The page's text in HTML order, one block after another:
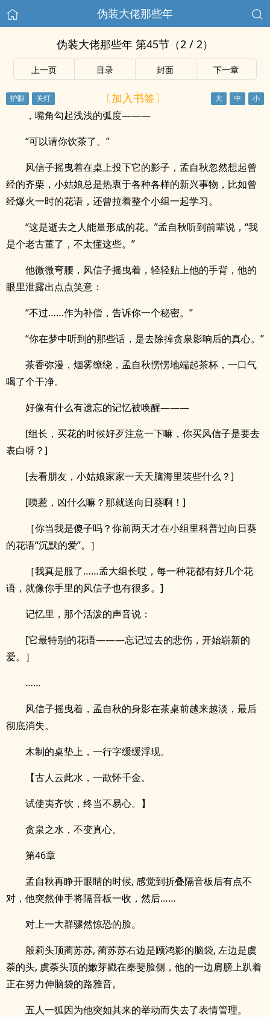
伪装大佬那些年
伪装大佬那些年 第45节（2 / 2）
上一页 目录 封面 下一章
〔加入书签〕
，嘴角勾起浅浅的弧度———
“可以请你饮茶了。”
风信子摇曳着在桌上投下它的影子，孟自秋忽然想起曾
经的齐栗，小姑娘总是热衷于各种各样的新兴事物，比如曾
经爆火一时的花语，还曾拉着整个小组一起学习。
“这是逝去之人能量形成的花。”孟自秋听到前辈说，“我
是个老古董了，不太懂这些。”
他微微弯腰，风信子摇曳着，轻轻贴上他的手背，他的
眼里泄露出点点笑意：
“不过……作为补偿，告诉你一个秘密。”
“你在梦中听到的那些话，是去除掉贪泉影响后的真心。”
茶香弥漫，烟雾缭绕，孟自秋愣愣地端起茶杯，一口气
喝了个干净。
好像有什么有遗忘的记忆被唤醒———
[组长，买花的时候好歹注意一下嘛，你买风信子是要去
表白呀？]
[去看朋友，小姑娘家家一天天脑海里装些什么？]
[咦惹，凶什么嘛？那就送向日葵啊！]
［你当我是傻子吗？你前两天才在小组里科普过向日葵
的花语“沉默的爱”。］
［我真是服了……孟大组长哎，每一种花都有好几个花
语，就像你手里的风信子也有很多。]
记忆里，那个活泼的声音说：
[它最特别的花语———忘记过去的悲伤，开始崭新的
爱。］
……
风信子摇曳着，孟自秋的身影在茶桌前越来越淡，最后
彻底消失。
木制的桌垫上，一行字缓缓浮现。
【古人云此水，一歃怀千金。
试使夷齐饮，终当不易心。】
贪泉之水，不变真心。
第46章
孟自秋再睁开眼睛的时候, 感觉到折叠隔音板后有点不
对，他突然伸手将隔音板一收，然后……
对上一大群骤然惊恐的脸。
殷莉头顶蔺苏苏, 蔺苏苏右边是顾鸿影的脑袋, 左边是虞
荼的头, 虞荼头顶的嫩芽戳在秦斐脸侧，他的一边肩膀上趴着
正在努力伸脑袋的路雅音。
五人一狐因为他突如其来的举动而失去了表情管理。